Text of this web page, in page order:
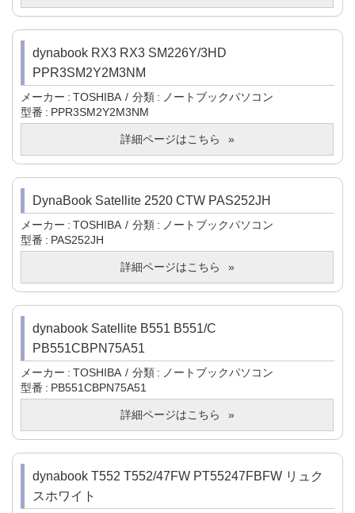
dynabook RX3 RX3 SM226Y/3HD
PPR3SM2Y2M3NM
メーカー TOSHIBA 分類
ノートブックパソコン
型番
PPR3SM2Y2M3NM
詳細ページはこちら
DynaBook Satellite 2520 CTW PAS252JH
メーカー TOSHIBA 分類
ノートブックパソコン
型番
PAS252JH
詳細ページはこちら
dynabook Satellite B551 B551/C
PB551CBPN75A51
メーカー TOSHIBA 分類
ノートブックパソコン
型番
PB551CBPN75A51
詳細ページはこちら
dynabook T552 T552/47FW PT55247FBFW リュク
スホワイト